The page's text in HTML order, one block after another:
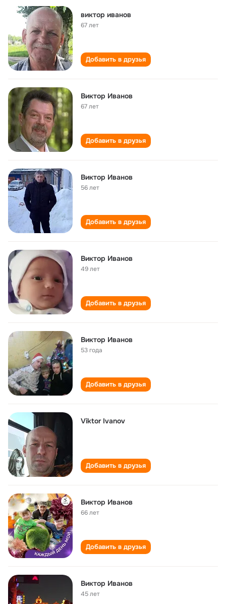
виктор иванов
67 лет
Добавить в друзья
Виктор Иванов
67 лет
Добавить в друзья
Виктор Иванов
56 лет
Добавить в друзья
Виктор Иванов
49 лет
Добавить в друзья
Виктор Иванов
53 года
Добавить в друзья
Viktor Ivanov
Добавить в друзья
Виктор Иванов
66 лет
Добавить в друзья
Виктор Иванов
45 лет